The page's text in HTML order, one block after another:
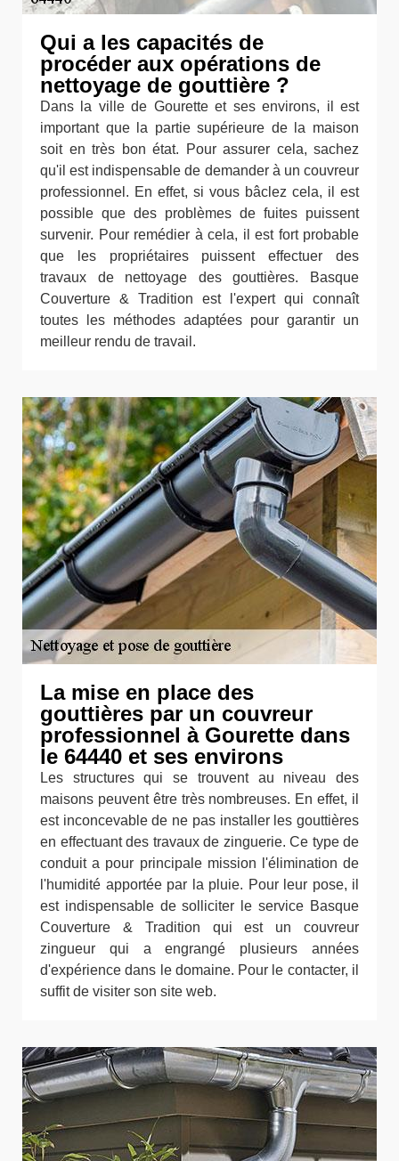
Qui a les capacités de
procéder aux opérations de
nettoyage de gouttière ?
Dans la ville de Gourette et ses environs, il est
important que la partie supérieure de la maison
soit en très bon état. Pour assurer cela, sachez
qu'il est indispensable de demander à un couvreur
professionnel. En effet, si vous bâclez cela, il est
possible que des problèmes de fuites puissent
survenir. Pour remédier à cela, il est fort probable
que les propriétaires puissent effectuer des
travaux de nettoyage des gouttières. Basque
Couverture & Tradition est l'expert qui connaît
toutes les méthodes adaptées pour garantir un
meilleur rendu de travail.
La mise en place des
gouttières par un couvreur
professionnel à Gourette dans
le 64440 et ses environs
Les structures qui se trouvent au niveau des
maisons peuvent être très nombreuses. En effet, il
est inconcevable de ne pas installer les gouttières
en effectuant des travaux de zinguerie. Ce type de
conduit a pour principale mission l'élimination de
l'humidité apportée par la pluie. Pour leur pose, il
est indispensable de solliciter le service Basque
Couverture & Tradition qui est un couvreur
zingueur qui a engrangé plusieurs années
d'expérience dans le domaine. Pour le contacter, il
suffit de visiter son site web.